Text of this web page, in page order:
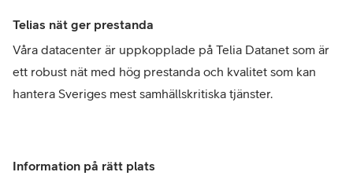
Telias nät ger prestanda
Våra datacenter är uppkopplade på Telia Datanet som är
ett robust nät med hög prestanda och kvalitet som kan
hantera Sveriges mest samhällskritiska tjänster.
Information på rätt plats